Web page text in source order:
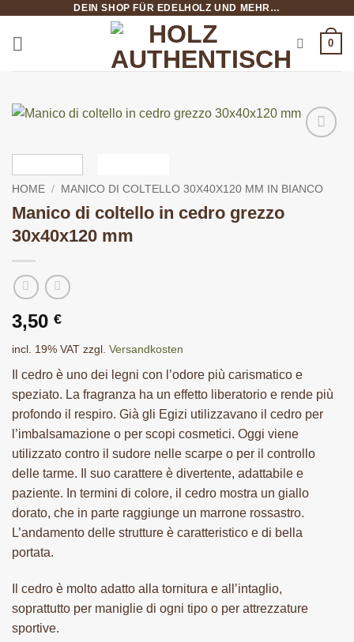
contenuti
DEIN SHOP FÜR EDELHOLZ UND MEHR…
0
HOME / MANICO DI COLTELLO 30X40X120 MM IN BIANCO
Manico di coltello in cedro grezzo
30x40x120 mm
3,50 €
incl. 19% VAT zzgl. Versandkosten
Il cedro è uno dei legni con l’odore più carismatico e
speziato. La fragranza ha un effetto liberatorio e rende più
profondo il respiro. Già gli Egizi utilizzavano il cedro per
l’imbalsamazione o per scopi cosmetici. Oggi viene
utilizzato contro il sudore nelle scarpe o per il controllo
delle tarme. Il suo carattere è divertente, adattabile e
paziente. In termini di colore, il cedro mostra un giallo
dorato, che in parte raggiunge un marrone rossastro.
L’andamento delle strutture è caratteristico e di bella
portata.
Il cedro è molto adatto alla tornitura e all’intaglio,
soprattutto per maniglie di ogni tipo o per attrezzature
sportive.